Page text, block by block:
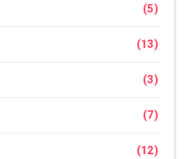
(5)
(13)
(3)
(7)
(12)